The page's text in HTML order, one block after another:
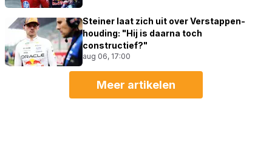
Steiner laat zich uit over Verstappen-
houding: "Hij is daarna toch
constructief?"
aug 06, 17:00
Meer artikelen